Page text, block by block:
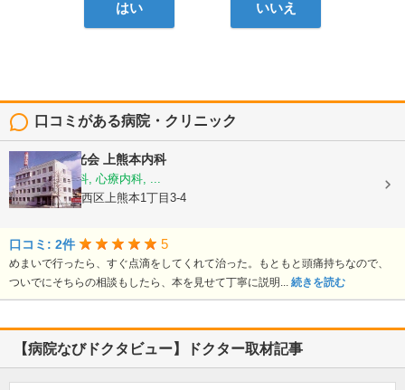
はい いいえ
口コミがある病院・クリニック
医療法人陽光会 上熊本内科
内科, 神経内科, 心療内科, ...
熊本県熊本市西区上熊本1丁目3-4
口コミ: 2件 5
めまいで行ったら、すぐ点滴をしてくれて治った。もともと頭痛持ちなので、
ついでにそちらの相談もしたら、本を見せて丁寧に説明... 続きを読む
【病院なびドクタビュー】ドクター取材記事